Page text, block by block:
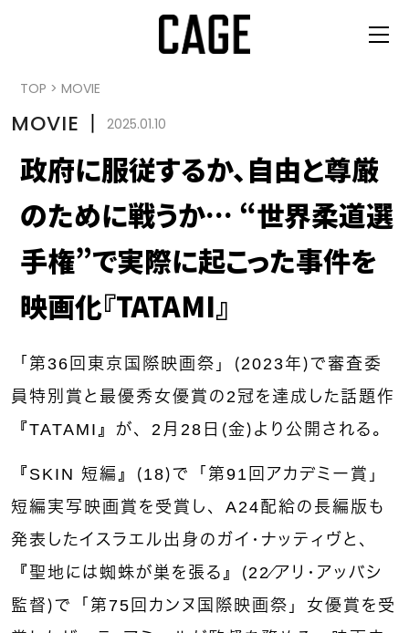
TOP > MOVIE
MOVIE 丨 2025.01.10
政府に服従するか、自由と尊厳
のために戦うか… “世界柔道選
手権”で実際に起こった事件を
映画化『TATAMI』
「第36回東京国際映画祭」（2023年）で審査委
員特別賞と最優秀女優賞の2冠を達成した話題作
『TATAMI』が、2月28日（金）より公開される。
『SKIN 短編』（18）で「第91回アカデミー賞」
短編実写映画賞を受賞し、A24配給の長編版も
発表したイスラエル出身のガイ・ナッティヴと、
『聖地には蜘蛛が巣を張る』（22／アリ・アッバシ
監督）で「第75回カンヌ国際映画祭」女優賞を受